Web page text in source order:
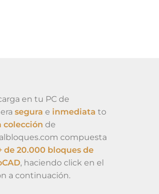
en tu PC de
segura e inmediata to
colección de
compuesta
de 20.000 bloques de
, haciendo click en el
a continuación.